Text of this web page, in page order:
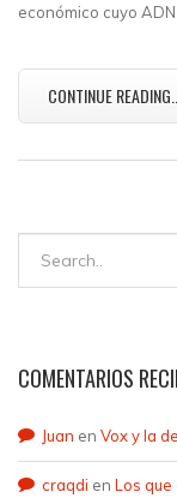
económico cuyo
CONTINUE READING..
COMENTARIOS
Juan en Vox y la
craqdi en Los que